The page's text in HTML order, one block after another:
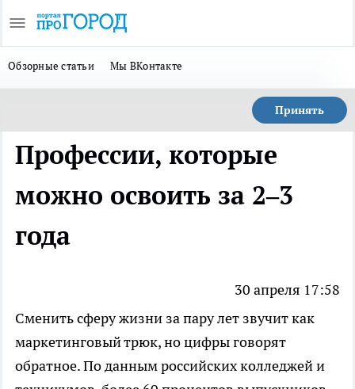
Обзорные статьи Мы ВКонтакте
Принять
Профессии, которые
можно освоить за 2–3
года
30 апреля 17:58
Сменить сферу жизни за пару лет звучит как
маркетинговый трюк, но цифры говорят
обратное. По данным российских колледжей и